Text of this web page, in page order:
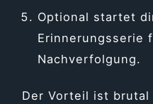
Optional startet
Erinnerungsserie
Nachverfolgung.
Der Vorteil ist brutal